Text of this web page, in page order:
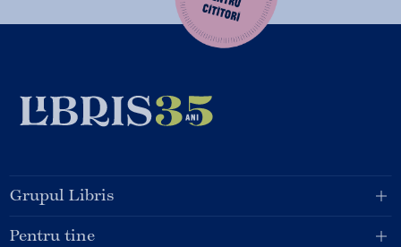
Grupul Libris
Pentru tine